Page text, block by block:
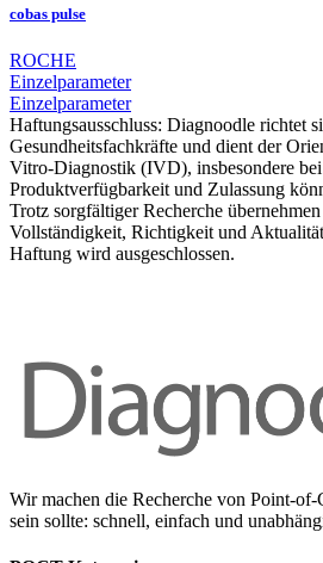
cobas pulse
ROCHE
Einzelparameter
Einzelparameter
Haftungsausschluss: Diagnoodle richtet
Gesundheitsfachkräfte und dient der
Vitro-Diagnostik (IVD), insbesondere
Produktverfügbarkeit und Zulassung
Trotz sorgfältiger Recherche
Vollständigkeit, Richtigkeit und
Haftung wird ausgeschlossen.
Wir machen die Recherche von Point-
sein sollte: schnell, einfach und